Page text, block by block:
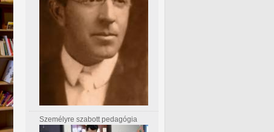
Személyre szabott pedagógia